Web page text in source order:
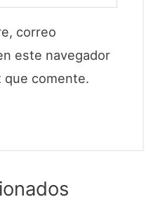
correo
este navegador
que comente.